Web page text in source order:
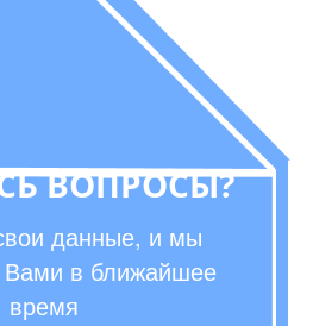
ВОПРОСЫ?
данные, и мы
Вами в ближайшее
время